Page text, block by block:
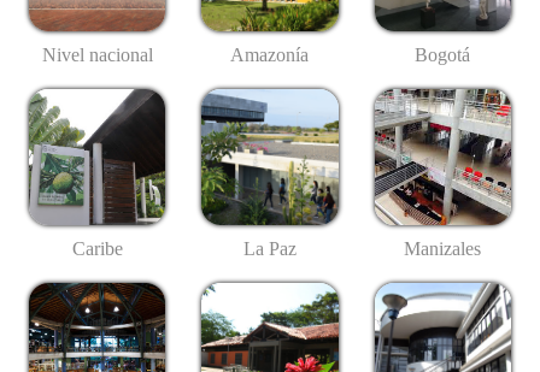
Nivel nacional Amazonía Bogotá
Caribe La Paz Manizales